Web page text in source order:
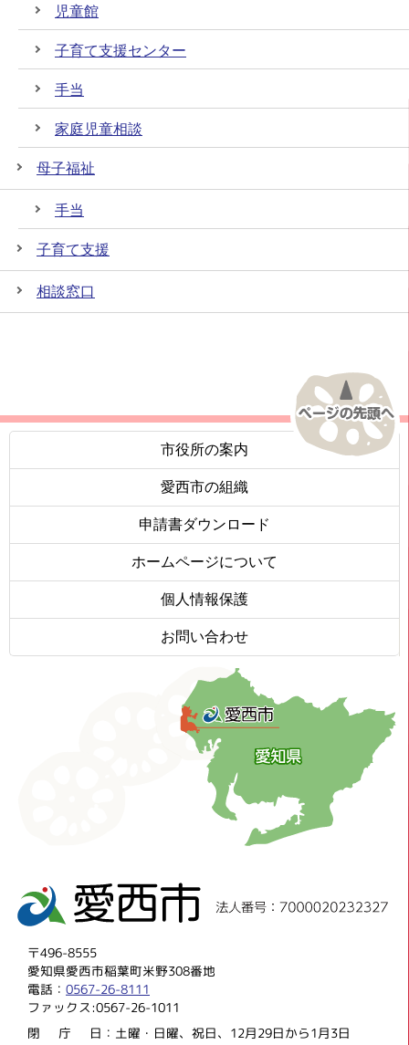
児童館
子育て支援センター
手当
家庭児童相談
母子福祉
手当
子育て支援
相談窓口
市役所の案内
愛西市の組織
申請書ダウンロード
ホームページについて
個人情報保護
お問い合わせ
〒496-8555
愛知県愛西市稲葉町米野308番地
電話：0567-26-8111
ファックス:0567-26-1011
閉庁 日：土曜・日曜、祝日、12月29日から1月3日